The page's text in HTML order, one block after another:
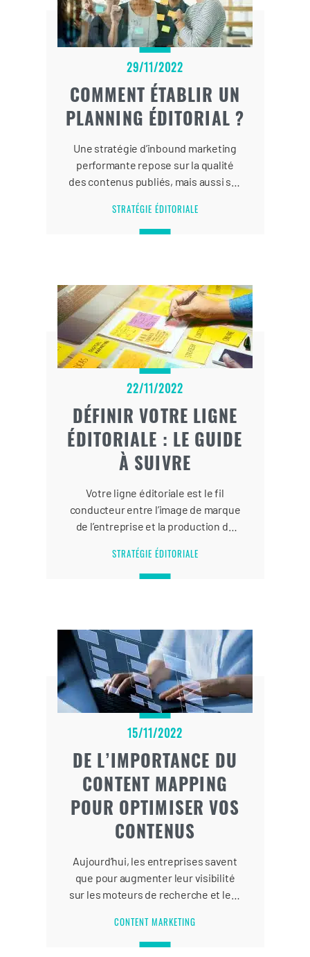
29/11/2022
COMMENT ÉTABLIR UN
PLANNING ÉDITORIAL ?
Une stratégie d’inbound marketing
performante repose sur la qualité
des contenus publiés, mais aussi sur
contenus marketing.
STRATÉGIE ÉDITORIALE
22/11/2022
DÉFINIR VOTRE LIGNE
ÉDITORIALE : LE GUIDE
À SUIVRE
Votre ligne éditoriale est le fil
conducteur entre l’image de marque
de l’entreprise et la production de
STRATÉGIE ÉDITORIALE
15/11/2022
DE L’IMPORTANCE DU
CONTENT MAPPING
POUR OPTIMISER VOS
CONTENUS
Aujourd’hui, les entreprises savent
que pour augmenter leur visibilité
sur les moteurs de recherche et leur
mettre en place une stratégie de
content marketing performante.
CONTENT MARKETING